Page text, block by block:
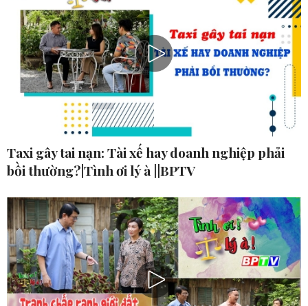
Taxi gây tai nạn: Tài xế hay doanh nghiệp phải
bồi thường?|Tình ơi lý à ||BPTV